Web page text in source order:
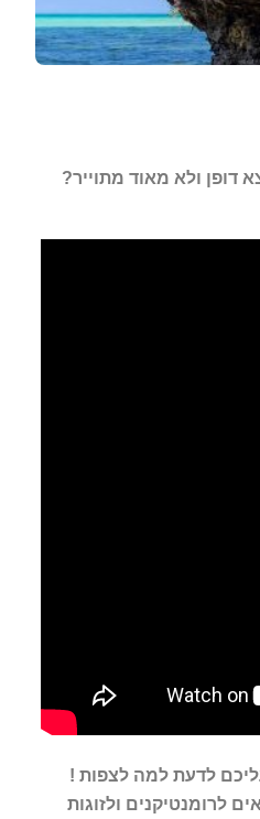
ולא מאוד מתוייר?
לדעת למה לצפות !
לרומנטיקנים ולזוגות